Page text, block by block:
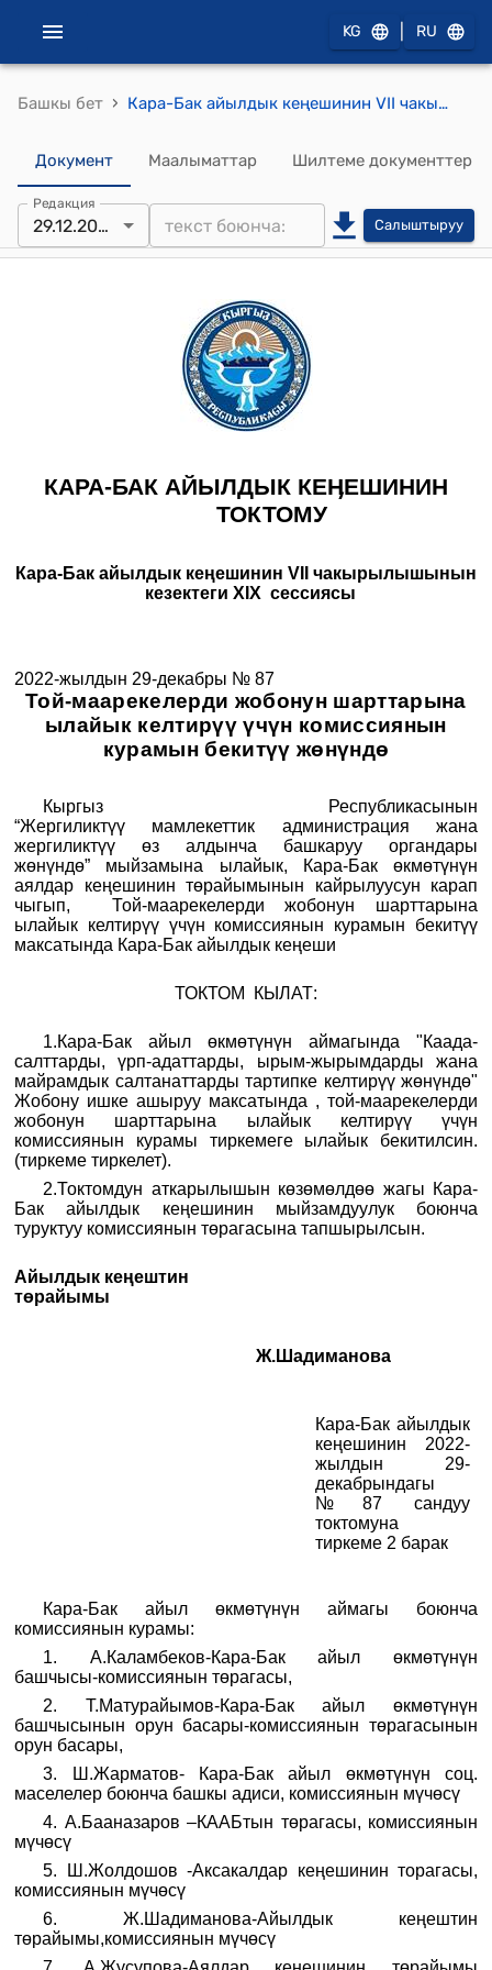
KG RU
Башкы бет › Кара-Бак айылдык кеңешинин VII чакырылышынын кезектеги XIX сессиясынын 2022-жылдын 29-декабрындагы № 87 "Той-маарекелерди жобонун шарттарына ылайык келтирүү үчүн комиссиянын курамын бекитүү жөнүндө" токтому
Документ Маалыматтар Шилтеме документтер
Редакция
29.12.2022 Салыштыруу